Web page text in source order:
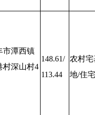
市潭西镇
村深山村4
148.61/
113.44
农村宅
地/住宅